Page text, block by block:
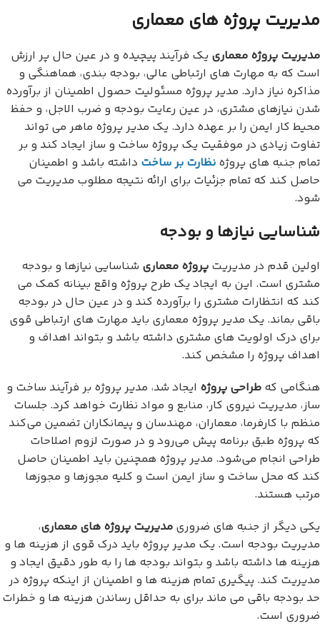
مدیریت پروژه های معماری
مدیریت پروژه معماری یک فرآیند پیچیده و در عین حال پر ارزش
است که به مهارت های ارتباطی عالی، بودجه بندی، هماهنگی و
مذاکره نیاز دارد. مدیر پروژه مسئولیت حصول اطمینان از برآورده
شدن نیازهای مشتری، در عین رعایت بودجه و ضرب الاجل، و حفظ
محیط کار ایمن را بر عهده دارد. یک مدیر پروژه ماهر می تواند
تفاوت زیادی در موفقیت یک پروژه ساخت و ساز ایجاد کند و بر
تمام جنبه های پروژه نظارت بر ساخت داشته باشد و اطمینان
حاصل کند که تمام جزئیات برای ارائه نتیجه مطلوب مدیریت می
شود.
شناسایی نیازها و بودجه
اولین قدم در مدیریت پروژه معماری شناسایی نیازها و بودجه
مشتری است. این به ایجاد یک طرح پروژه واقع بینانه کمک می
کند که انتظارات مشتری را برآورده کند و در عین حال در بودجه
باقی بماند. یک مدیر پروژه معماری باید مهارت های ارتباطی قوی
برای درک اولویت های مشتری داشته باشد و بتواند اهداف و
اهداف پروژه را مشخص کند.
هنگامی که طراحی پروژه ایجاد شد، مدیر پروژه بر فرآیند ساخت و
ساز، مدیریت نیروی کار، منابع و مواد نظارت خواهد کرد. جلسات
منظم با کارفرما، معماران، مهندسان و پیمانکاران تضمین می‌کند
که پروژه طبق برنامه پیش می‌رود و در صورت لزوم اصلاحات
طراحی انجام می‌شود. مدیر پروژه همچنین باید اطمینان حاصل
کند که محل ساخت و ساز ایمن است و کلیه مجوزها و مجوزها
مرتب هستند.
یکی دیگر از جنبه های ضروری مدیریت پروژه های معماری،
مدیریت بودجه است. یک مدیر پروژه باید درک قوی از هزینه ها و
هزینه ها داشته باشد و بتواند بودجه ها را به طور دقیق ایجاد و
مدیریت کند. پیگیری تمام هزینه ها و اطمینان از اینکه پروژه در
حد بودجه باقی می ماند برای به حداقل رساندن هزینه ها و خطرات
ضروری است.